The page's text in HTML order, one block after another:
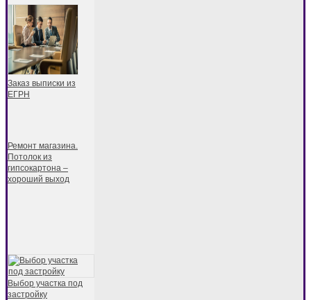
Заказ выписки из
ЕГРН
Ремонт магазина.
Потолок из
гипсокартона –
хороший выход
Выбор участка под
застройку